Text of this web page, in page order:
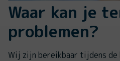
Waar kan je
problemen?
Wij zijn bereikbaar tijdens de